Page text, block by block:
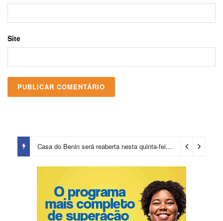
Site
Casa do Benin será reaberta nesta quinta-feira (6) 4 dias ago